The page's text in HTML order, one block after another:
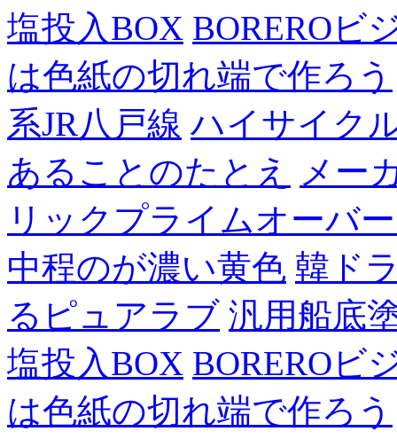
塩投入BOX BOREROビ
は色紙の切れ端で作ろう
系JR八戸線 ハイサイク
あることのたとえ
メー
リックプライムオーバ
中程のが濃い黄色 韓ド
るピュアラブ 汎用船底
塩投入BOX BOREROビ
は色紙の切れ端で作ろう